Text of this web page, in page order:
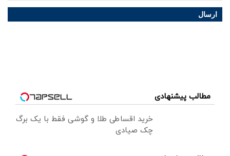
ارسال
مطالب پیشنهادی
خرید اقساطی طلا و گوشی فقط با یک برگ
چک صیادی